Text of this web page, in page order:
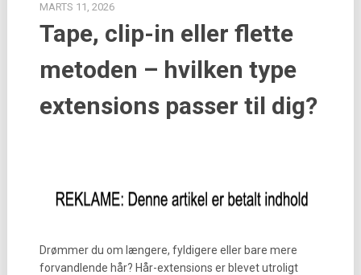
MARTS 11, 2026
Tape, clip-in eller flette
metoden – hvilken type
extensions passer til dig?
Drømmer du om længere, fyldigere eller bare mere
forvandlende hår? Hår-extensions er blevet utroligt